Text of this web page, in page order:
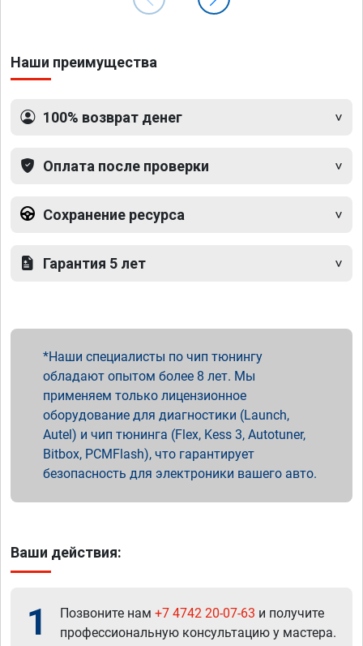
Наши преимущества
100% возврат денег
Оплата после проверки
Сохранение ресурса
Гарантия 5 лет
Наши специалисты по чип тюнингу
обладают опытом более 8 лет. Мы
применяем только лицензионное
оборудование для диагностики (Launch,
Autel) и чип тюнинга (Flex, Kess 3, Autotuner,
Bitbox, PCMFlash), что гарантирует
безопасность для электроники вашего авто.
Ваши действия:
1 Позвоните нам +7 4742 20-07-63 и получите
профессиональную консультацию у мастера.